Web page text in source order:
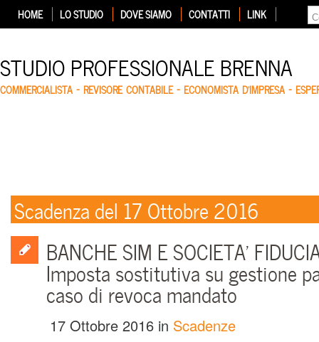
HOME LO STUDIO DOVE SIAMO CONTATTI LINK
STUDIO PROFESSIONALE BRENNA
COMMERCIALISTA – REVISORE CONTABILE – ECONOMISTA D'IMPRESA –
Scadenza del 17 Ottobre 2016
BANCHE SIM E SOCIETA’
Imposta sostitutiva su gestione
caso di revoca mandato
17 Ottobre 2016 in Scadenze